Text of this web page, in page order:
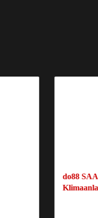
do88